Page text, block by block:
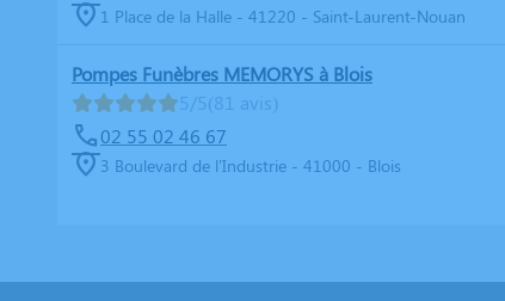
1 Place de la Halle - 41220 - Saint-Laurent-Nouan
Pompes Funèbres MEMORYS à Blois
5/5(81 avis)
02 55 02 46 67
3 Boulevard de l'Industrie - 41000 - Blois